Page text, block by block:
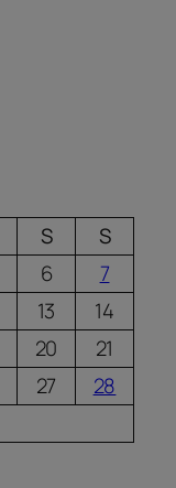
S
S
6
7
13
14
20
21
27
28